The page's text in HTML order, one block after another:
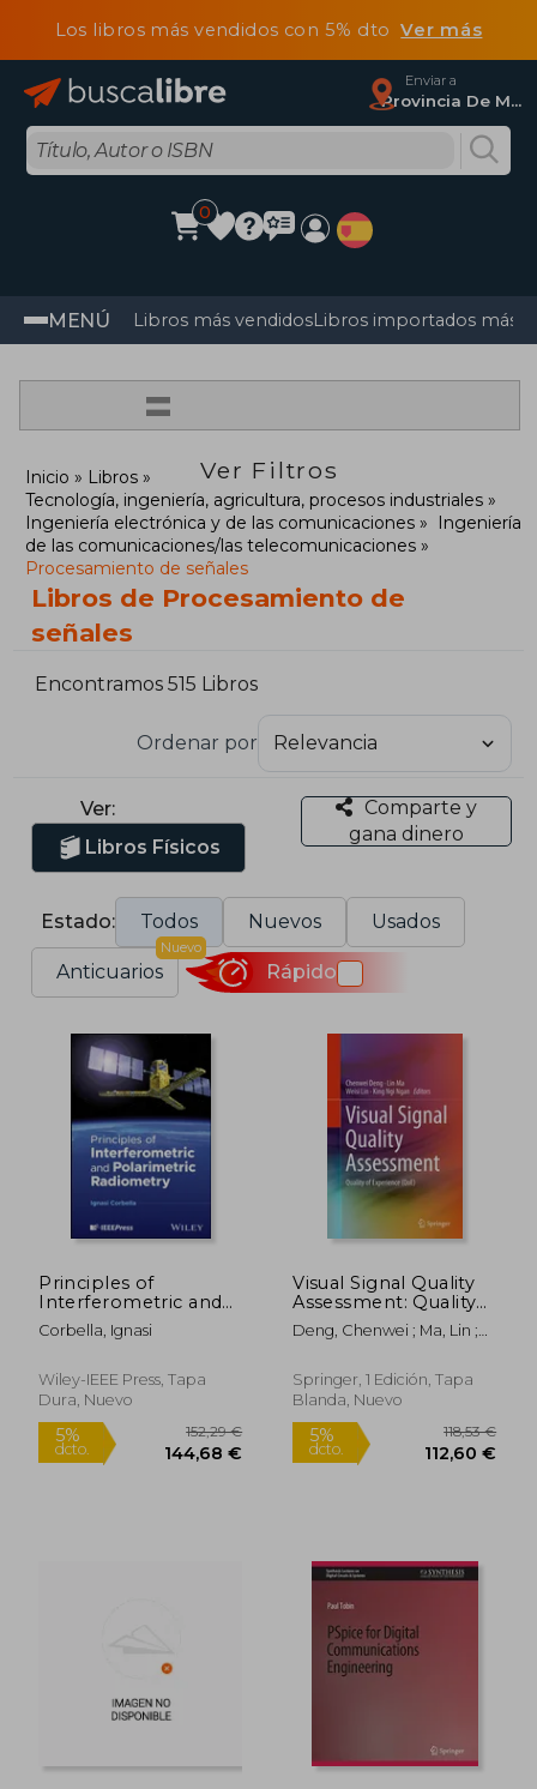
Los libros más vendidos con 5% dtoVer más
Enviar a
Provincia De Madrid
0
MENÚ Libros más vendidosLibros importados más
=
Ver Filtros
Inicio
Libros
Tecnología, ingeniería, agricultura, procesos industriales
Ingeniería electrónica y de las comunicaciones
Ingeniería
de las comunicaciones/las telecomunicaciones
Procesamiento de señales
Libros de Procesamiento de
señales
Encontramos 515 Libros
Ordenar por
Ver:
Libros Físicos
Comparte y
gana dinero
Estado: Todos Nuevos Usados
Anticuarios
Nuevo
Rápido
Principles of
Interferometric and
Polarimetric
Radiometry (en
Corbella, Ignasi
Wiley-IEEE Press, Tapa
Dura, Nuevo
Visual Signal Quality
Assessment: Quality
of Experience (Qoe)
(en Inglés)
Deng, Chenwei ; Ma, Lin ;
Springer, 1 Edición, Tapa
Blanda, Nuevo
dcto.